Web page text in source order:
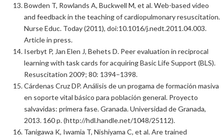
Bowden T, Rowlands A, Buckwell M, et al. Web-based video
and feedback in the teaching of cardiopulmonary resuscitation.
Nurse Educ. Today (2011), doi:10.1016/j.nedt.2011.04.003.
Article in press.
Iserbyt P, Jan Elen J, Behets D. Peer evaluation in reciprocal
learning with task cards for acquiring Basic Life Support (BLS).
Resuscitation 2009; 80: 1394–1398.
Cárdenas Cruz DP. Análisis de un progama de formación masiva
en soporte vital básico para población general. Proyecto
salvavidas: primera fase. Granada. Universidad de Granada,
2013. 160 p. (http://hdl.handle.net/1048/25112).
Tanigawa K, Iwamia T, Nishiyama C, et al. Are trained